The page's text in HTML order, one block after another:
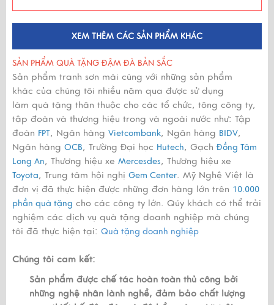
XEM THÊM CÁC SẢN PHẨM KHÁC
SẢN PHẨM QUÀ TẶNG ĐẬM ĐÀ BẢN SẮC
Sản phẩm tranh sơn mài cùng với những sản phẩm
khác của chúng tôi nhiều năm qua được sử dụng
làm quà tặng thân thuộc cho các tổ chức, tông công ty,
tập đoàn và thương hiệu trong và ngoài nước như: Tập
đoàn FPT, Ngân hàng Vietcombank, Ngân hàng BIDV,
Ngân hàng OCB, Trường Đại học Hutech, Gạch Đồng Tâm
Long An, Thương hiệu xe Mercesdes, Thương hiệu xe
Toyota, Trung tâm hội nghị Gem Center. Mỹ Nghệ Việt là
đơn vị đã thực hiện được những đơn hàng lớn trên 10.000
phần quà tặng cho các công ty lớn. Qúy khách có thể trải
nghiệm các dịch vụ quà tặng doanh nghiệp mà chúng
tôi đã thực hiện tại: Quà tặng doanh nghiệp
Chúng tôi cam kết:
Sản phẩm được chế tác hoàn toàn thủ công bởi
những nghệ nhân lành nghề, đảm bảo chất lượng